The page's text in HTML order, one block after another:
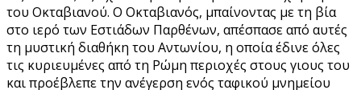
του Οκταβιανού. Ο Οκταβιανός, μπαίνοντας με τη βία
στο ιερό των Εστιάδων Παρθένων, απέσπασε από αυτές
τη μυστική διαθήκη του Αντωνίου, η οποία έδινε όλες
τις κυριευμένες από τη Ρώμη περιοχές στους γιους του
και προέβλεπε την ανέγερση ενός ταφικού μνημείου